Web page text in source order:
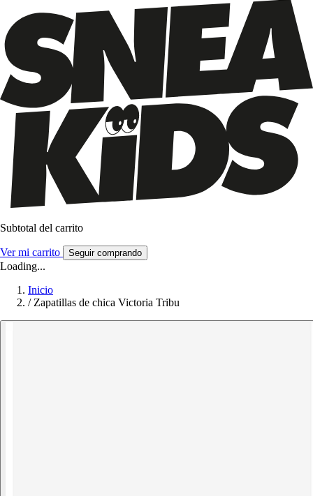
Subtotal del carrito
Ver mi carrito Seguir comprando
Loading...
Inicio
/ Zapatillas de chica Victoria Tribu